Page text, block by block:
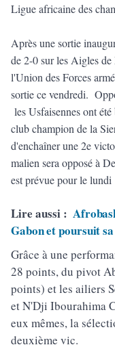
Ligue africaine des
Après une sortie
de 2-0 sur les Aigles
l'Union des Forces
sortie ce vendredi.
les Usfaisennes ont
club champion de la
d'enchaîner une 2e
malien sera opposé à
est prévue pour le lundi
Lire aussi :
Gabon et poursuit
Grâce à une
28 points, du pivot
points) et les ailiers
et N'Dji Ibourahima
eux mêmes, la
deuxième vic.